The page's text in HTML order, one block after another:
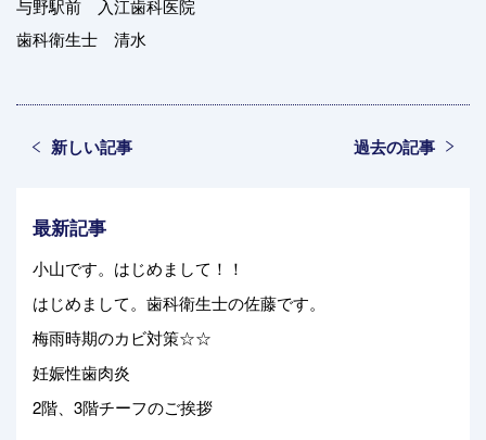
与野駅前 入江歯科医院
歯科衛生士 清水
新しい記事 過去の記事
最新記事
小山です。はじめまして！！
はじめまして。歯科衛生士の佐藤です。
梅雨時期のカビ対策☆☆
妊娠性歯肉炎
2階、3階チーフのご挨拶